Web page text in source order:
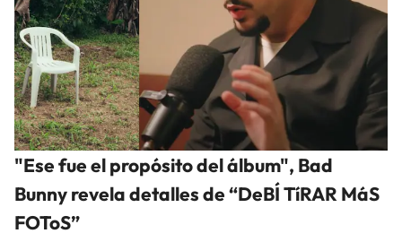
"Ese fue el propósito del álbum", Bad
Bunny revela detalles de “DeBÍ TíRAR MáS
FOToS”